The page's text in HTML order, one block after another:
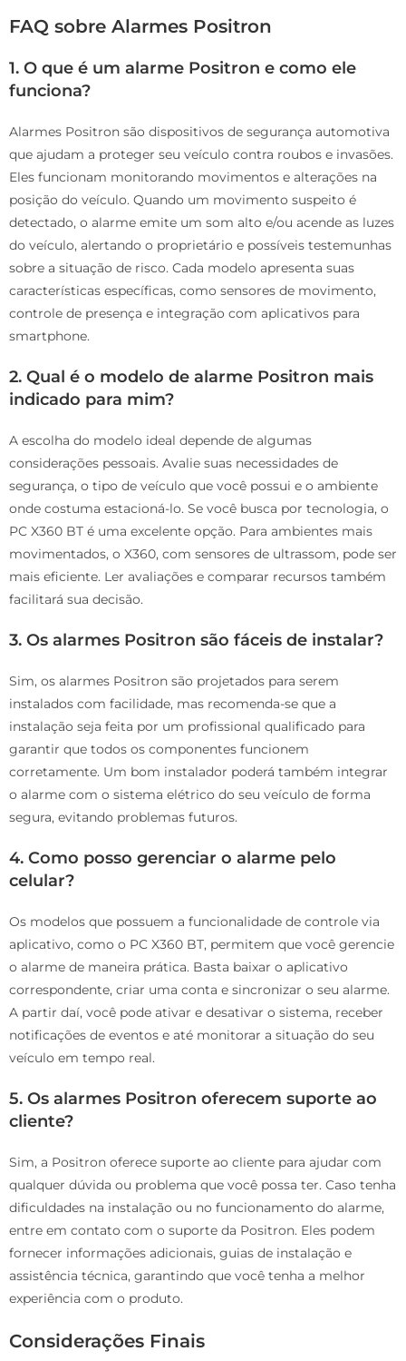
FAQ sobre Alarmes Positron
1. O que é um alarme Positron e como ele
funciona?
Alarmes Positron são dispositivos de segurança automotiva
que ajudam a proteger seu veículo contra roubos e invasões.
Eles funcionam monitorando movimentos e alterações na
posição do veículo. Quando um movimento suspeito é
detectado, o alarme emite um som alto e/ou acende as luzes
do veículo, alertando o proprietário e possíveis testemunhas
sobre a situação de risco. Cada modelo apresenta suas
características específicas, como sensores de movimento,
controle de presença e integração com aplicativos para
smartphone.
2. Qual é o modelo de alarme Positron mais
indicado para mim?
A escolha do modelo ideal depende de algumas
considerações pessoais. Avalie suas necessidades de
segurança, o tipo de veículo que você possui e o ambiente
onde costuma estacioná-lo. Se você busca por tecnologia, o
PC X360 BT é uma excelente opção. Para ambientes mais
movimentados, o X360, com sensores de ultrassom, pode ser
mais eficiente. Ler avaliações e comparar recursos também
facilitará sua decisão.
3. Os alarmes Positron são fáceis de instalar?
Sim, os alarmes Positron são projetados para serem
instalados com facilidade, mas recomenda-se que a
instalação seja feita por um profissional qualificado para
garantir que todos os componentes funcionem
corretamente. Um bom instalador poderá também integrar
o alarme com o sistema elétrico do seu veículo de forma
segura, evitando problemas futuros.
4. Como posso gerenciar o alarme pelo
celular?
Os modelos que possuem a funcionalidade de controle via
aplicativo, como o PC X360 BT, permitem que você gerencie
o alarme de maneira prática. Basta baixar o aplicativo
correspondente, criar uma conta e sincronizar o seu alarme.
A partir daí, você pode ativar e desativar o sistema, receber
notificações de eventos e até monitorar a situação do seu
veículo em tempo real.
5. Os alarmes Positron oferecem suporte ao
cliente?
Sim, a Positron oferece suporte ao cliente para ajudar com
qualquer dúvida ou problema que você possa ter. Caso tenha
dificuldades na instalação ou no funcionamento do alarme,
entre em contato com o suporte da Positron. Eles podem
fornecer informações adicionais, guias de instalação e
assistência técnica, garantindo que você tenha a melhor
experiência com o produto.
Considerações Finais